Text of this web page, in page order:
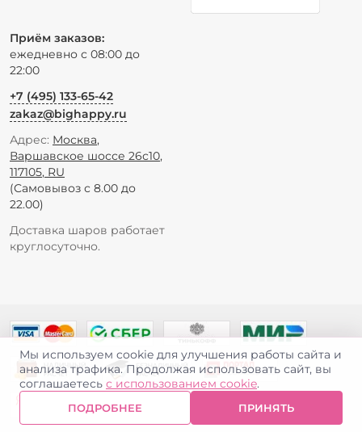
Приём заказов:
ежедневно с 08:00 до
22:00
+7 (495) 133-65-42
zakaz@bighappy.ru
Адрес: Москва,
Варшавское шоссе 26с10,
117105, RU
(Самовывоз с 8.00 до
22.00)
Доставка шаров работает
круглосуточно.
Мы используем cookie для улучшения работы сайта и
анализа трафика. Продолжая использовать сайт, вы
соглашаетесь с использованием cookie.
ПОДРОБНЕЕ ПРИНЯТЬ